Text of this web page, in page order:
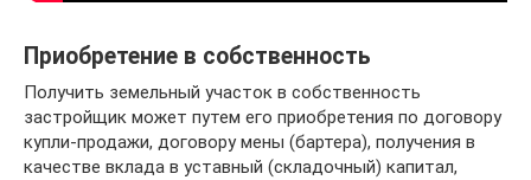
Приобретение в собственность
Получить земельный участок в собственность
застройщик может путем его приобретения по договору
купли-продажи, договору мены (бартера), получения в
качестве вклада в уставный (складочный) капитал,